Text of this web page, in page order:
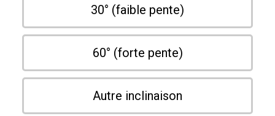
30° (faible pente)
60° (forte pente)
Autre inclinaison